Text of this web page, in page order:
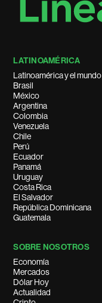
LATINOAMÉRICA
Latinoamérica y el mundo
Brasil
México
Argentina
Colombia
Venezuela
Chile
Perú
Ecuador
Panamá
Uruguay
Costa Rica
El Salvador
República Dominicana
Guatemala
SOBRE NOSOTROS
Economía
Mercados
Dólar Hoy
Actualidad